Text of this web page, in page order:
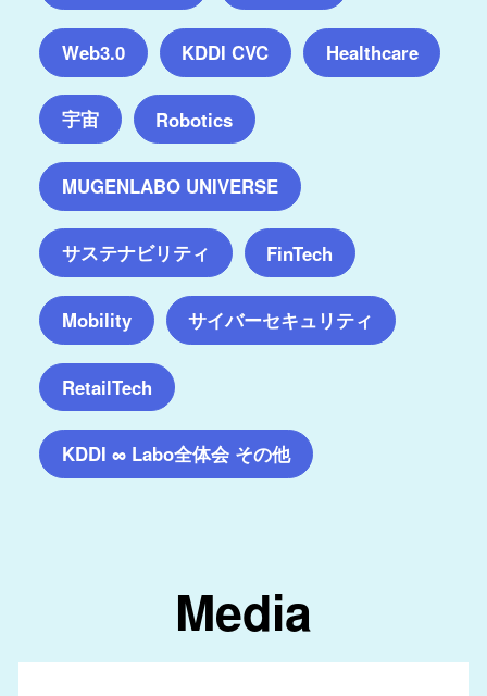
Web3.0 KDDI CVC Healthcare
宇宙 Robotics
MUGENLABO UNIVERSE
サステナビリティ FinTech
Mobility サイバーセキュリティ
RetailTech
KDDI ∞ Labo全体会 その他
Media